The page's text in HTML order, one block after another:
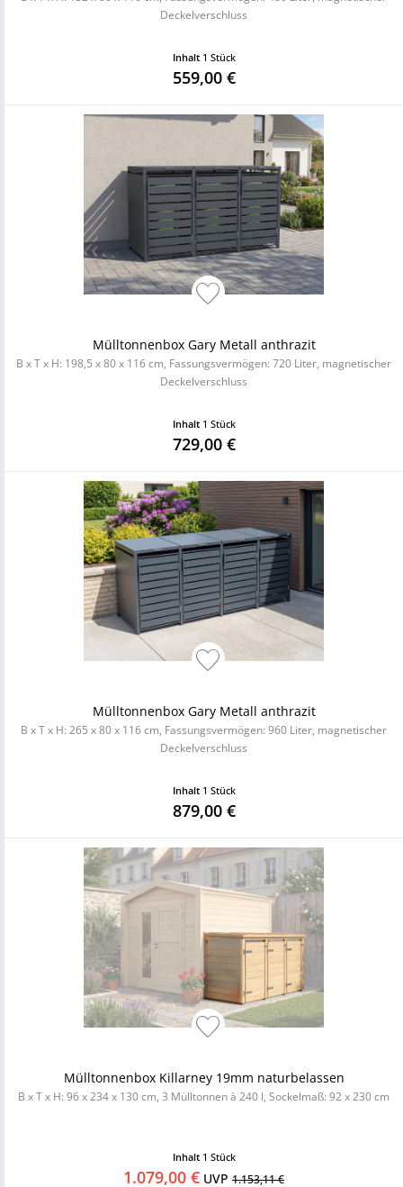
Deckelverschluss
Inhalt 1 Stück
559,00 €
Mülltonnenbox Gary Metall anthrazit
B x T x H: 198,5 x 80 x 116 cm, Fassungsvermögen: 720 Liter, magnetischer
Deckelverschluss
Inhalt 1 Stück
729,00 €
Mülltonnenbox Gary Metall anthrazit
B x T x H: 265 x 80 x 116 cm, Fassungsvermögen: 960 Liter, magnetischer
Deckelverschluss
Inhalt 1 Stück
879,00 €
Mülltonnenbox Killarney 19mm naturbelassen
B x T x H: 96 x 234 x 130 cm, 3 Mülltonnen à 240 l, Sockelmaß: 92 x 230 cm
Inhalt 1 Stück
1.079,00 € UVP 1.153,11 €